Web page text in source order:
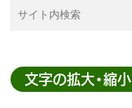
検
索
文字の拡大・縮小